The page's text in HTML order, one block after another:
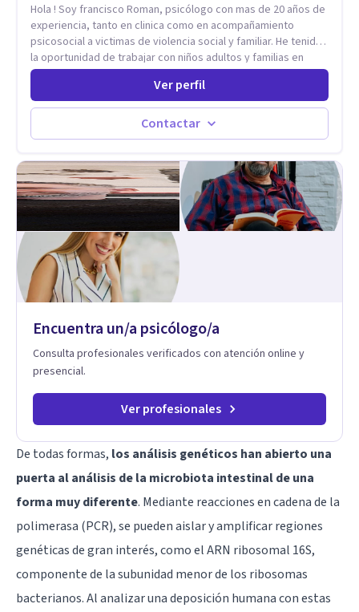
Hola ! Soy francisco Roman, psicólogo con mas de 20 años de
experiencia, tanto en clinica como en acompañamiento
psicosocial a victimas de violencia social y familiar. He tenido
la oportunidad de trabajar con niños adultos y familias en
todos los espacios y esto me ha dado un una variedad de
aprendizajes que ahora pongo a tu disposicion. En la
actualidad puedo atenderte de manera presencial y/o virtual,
de lunes a sabado. el costo de cada sesión lo acordamos en
el primer contacto
Ver perfil
Contactar
Encuentra un/a psicólogo/a
Consulta profesionales verificados con atención online y
presencial.
Ver profesionales
De todas formas, los análisis genéticos han abierto una
puerta al análisis de la microbiota intestinal de una
forma muy diferente. Mediante reacciones en cadena de la
polimerasa (PCR), se pueden aislar y amplificar regiones
genéticas de gran interés, como el ARN ribosomal 16S,
componente de la subunidad menor de los ribosomas
bacterianos. Al analizar una deposición humana con estas